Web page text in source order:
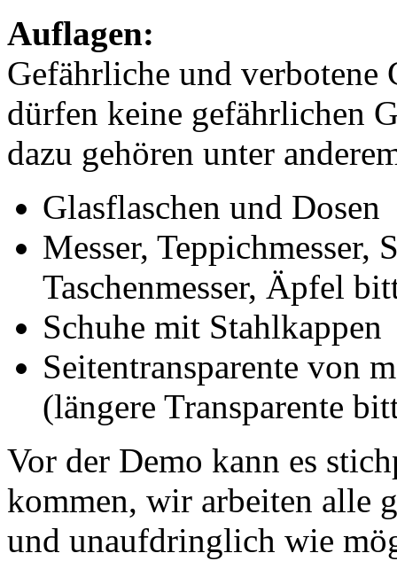
Auflagen:
Gefährliche und verbotene
dürfen keine gefährlichen
dazu gehören unter
Glasflaschen und Dosen
Messer, Teppichmesser,
Taschenmesser, Äpfel
Schuhe mit Stahlkappen
Seitentransparente von
(längere Transparente
Vor der Demo kann es
kommen, wir arbeiten alle
und unaufdringlich wie